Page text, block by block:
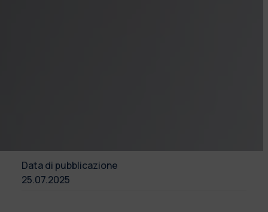
Data di pubblicazione
25.07.2025